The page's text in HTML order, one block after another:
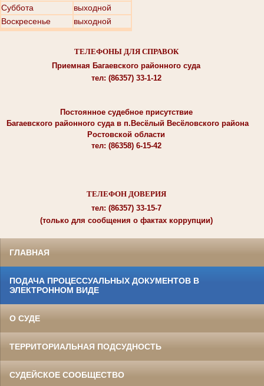
Суббота
выходной
Воскресенье
выходной
ТЕЛЕФОНЫ ДЛЯ СПРАВОК
Приемная Багаевского районного суда
тел: (86357) 33-1-12
Постоянное судебное присутствие
Багаевского районного суда в п.Весёлый Весёловского района
Ростовской области
тел: (86358) 6-15-42
ТЕЛЕФОН ДОВЕРИЯ
тел: (86357) 33-15-7
(только для сообщения о фактах коррупции)
ГЛАВНАЯ
ПОДАЧА ПРОЦЕССУАЛЬНЫХ ДОКУМЕНТОВ В
ЭЛЕКТРОННОМ ВИДЕ
О СУДЕ
ТЕРРИТОРИАЛЬНАЯ ПОДСУДНОСТЬ
СУДЕЙСКОЕ СООБЩЕСТВО